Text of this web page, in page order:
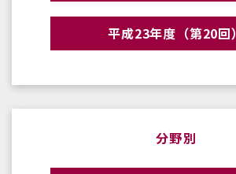
平成23年度（第20回）
分野別